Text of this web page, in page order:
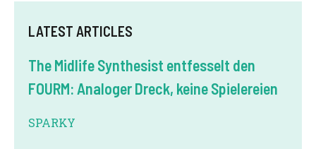
LATEST ARTICLES
The Midlife Synthesist entfesselt den
FOURM: Analoger Dreck, keine Spielereien
SPARKY